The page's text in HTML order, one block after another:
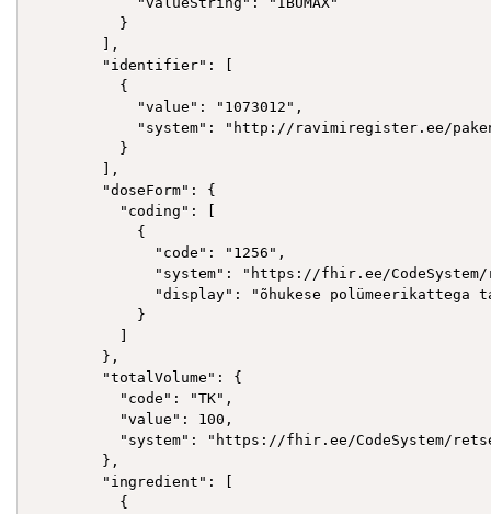
          }
        ],
        "identifier": [
          {
            "value": "1073012",
"system": "http://ravimiregister.ee/
          }
        ],
        "doseForm": {
          "coding": [
            {
              "code": "1256",
"system": "https://fhir.ee/
"display": "õhukese polümeerikattega
            }
          ]
        },
        "totalVolume": {
          "code": "TK",
          "value": 100,
"system": "https://fhir.ee/CodeSystem/
        },
        "ingredient": [
          {